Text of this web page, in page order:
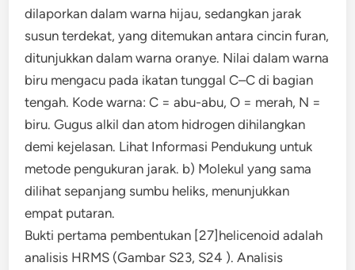
dilaporkan dalam warna hijau, sedangkan jarak
susun terdekat, yang ditemukan antara cincin furan,
ditunjukkan dalam warna oranye. Nilai dalam warna
biru mengacu pada ikatan tunggal C–C di bagian
tengah. Kode warna: C = abu-abu, O = merah, N =
biru. Gugus alkil dan atom hidrogen dihilangkan
demi kejelasan. Lihat Informasi Pendukung untuk
metode pengukuran jarak. b) Molekul yang sama
dilihat sepanjang sumbu heliks, menunjukkan
empat putaran.
Bukti pertama pembentukan [27]helicenoid adalah
analisis HRMS (Gambar S23, S24 ). Analisis